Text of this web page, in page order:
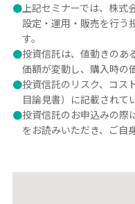
●上記セミナーでは、株式
設定・運用・販売を行う
す。
●投資信託は、値動きのあ
価額が変動し、購入時の
●投資信託のリスク、コス
目論見書）に記載されて
●投資信託のお申込みの際
をお読みいただき、ご自